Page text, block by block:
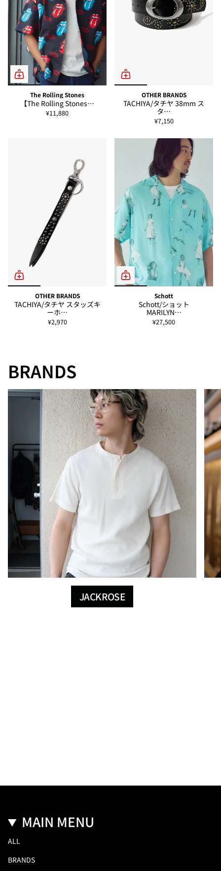
The Rolling Stones
【The Rolling Stones…
¥11,880
OTHER BRANDS
TACHIYA/タチヤ 38mm ス
タ…
¥7,150
OTHER BRANDS
TACHIYA/タチヤ スタッズキ
ーホ…
¥2,970
Schott
Schott/ショット
MARILYN…
¥27,500
BRANDS
JACKROSE
MAIN MENU
ALL
BRANDS